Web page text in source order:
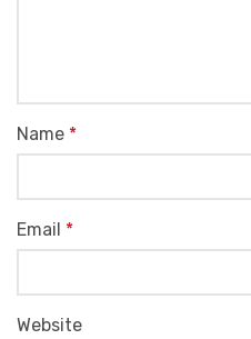
Name *
Email *
Website